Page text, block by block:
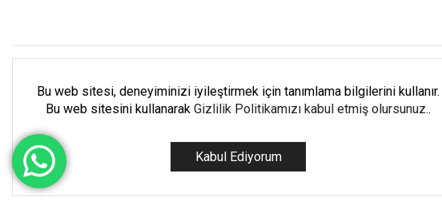
Müşteri Destek Hattı (212) 540 06
Pazartesi - Cuma: 9:00 - 18:00 Cumartesi - 9:00
Bu web sitesi, deneyiminizi iyileştirmek için tanımlama bilgilerini kullanır.
Bu web sitesini kullanarak Gizlilik Politikamızı kabul etmiş olursunuz..
Kabul Ediyorum